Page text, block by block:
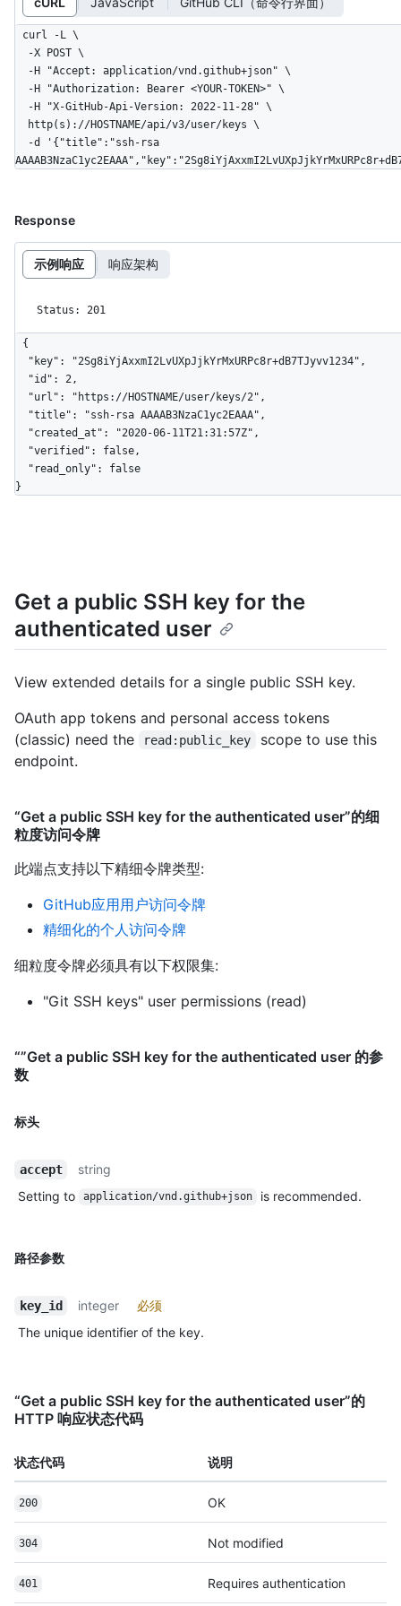
curl -L \
Response
示例响应 响应架构
Status: 201
{
}
Get a public SSH key for the
authenticated user
View extended details for a single public SSH key.
OAuth app tokens and personal access tokens
(classic) need the
read:public_key
scope to use this
endpoint.
“Get a public SSH key for the authenticated user”的细
粒度访问令牌
此端点支持以下精细令牌类型:
GitHub应用用户访问令牌
精细化的个人访问令牌
细粒度令牌必须具有以下权限集:
"Git SSH keys" user permissions (read)
“”Get a public SSH key for the authenticated user 的参
数
标头
accept
string
Setting to
application/vnd.github+json is recommended.
路径参数
key_id integer
必须
The unique identifier of the key.
“Get a public SSH key for the authenticated user”的
HTTP 响应状态代码
状态代码 说明
200 OK
304 Not modified
401 Requires authentication